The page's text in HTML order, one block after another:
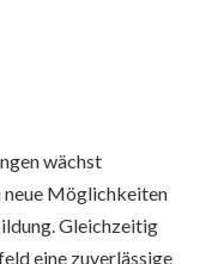
wächst
Möglichkeiten
Gleichzeitig
eine zuverlässige